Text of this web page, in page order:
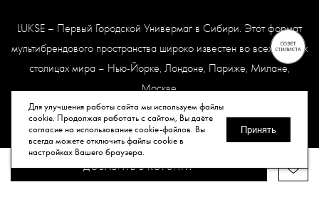
Для улучшения работы сайта мы используем файлы
cookie. Продолжая работать с сайтом, Вы даёте
согласие на использование cookie-файлов. Вы
всегда можете отключить файлы cookie в
настройках Вашего браузера.
Принять
ДОБАВИТЬ В КОРЗИНУ
LUKSE – Первый Городской Универмаг в Сибири. Этот формат
мультибрендового пространства широко известен во всех модных
столицах мира – Нью-Йорке, Лондоне, Париже, Милане,
Москве.
Карта сайта
© Все права защищены, 2026.